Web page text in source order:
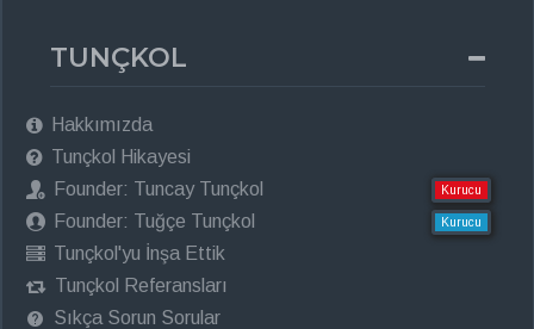
TUNÇKOL
Hakkımızda
Tunçkol Hikayesi
Founder: Tuncay Tunçkol
Kurucu
Founder: Tuğçe Tunçkol Kurucu
Tunçkol'yu İnşa Ettik
Tunçkol Referansları
Sıkça Sorun Sorular